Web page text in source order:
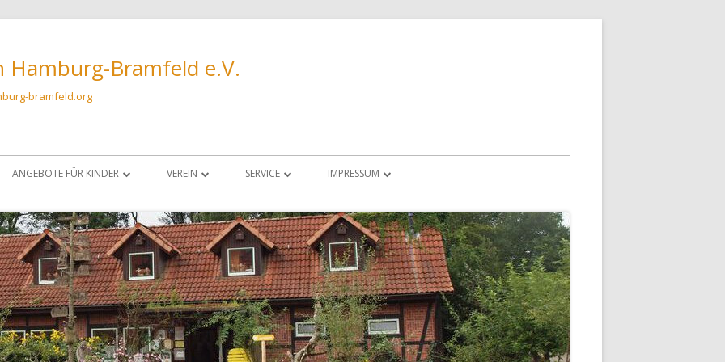
Hamburg-Bramfeld e.V.
bramfeld.org
ANGEBOTE FÜR KINDER
BIENENSTAND
KINDERGRUPPE BIO?-LOGISCH!
VEREIN
AUFNAHMEANTRAG
DATENSCHUTZRICHTLINIE
SATZUNG
CHRONIK IMKERVEREIN HAMBURG-
SERVICE
SCHLEUDERRAUM
IMKERN
VARROAWETTER
FUTTERKRANZPROBEN UND MEHR
IMPRESSUM